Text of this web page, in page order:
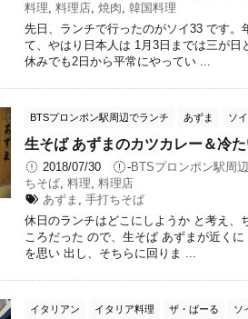
料理, 料理店, 焼肉, 韓国料理
先日、ランチで行ったのがソイ33 です
て、やはり日本人は 1月3日までは三が
休みでも2日から平常にやってい ...
BTSプロンポン駅周辺でランチ あずま ソ
生そば あずまのカツカレー＆冷
2018/07/30 -BTSプロンポン駅周
ちそば, 料理, 料理店
あずま ,手打ちそば
休日のランチはどこにしようか と考え、
ころだった ので、生そば あずまが近く
を思い 出し、そちらに回りま ...
イタリアン イタリア料理 ザ・ばーる ソ